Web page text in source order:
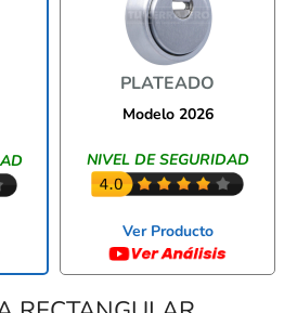
PLATEADO
Modelo 2026
NIVEL DE SEGURIDAD
Ver Producto